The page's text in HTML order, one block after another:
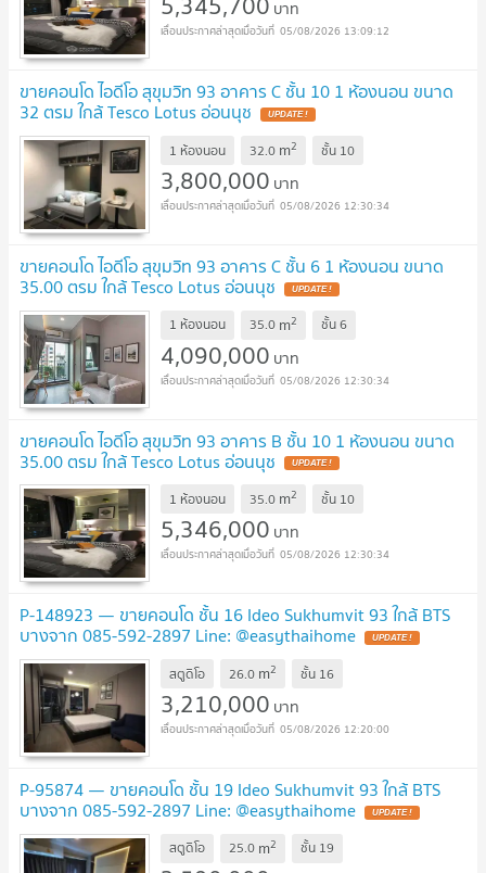
บาท
05/08/2026 13:09:12
ขายคอนโด ไอดีโอ สุขุมวิท 93 อาคาร C ชั้น 10 1 ห้องนอน ขนาด
32 ตรม ใกล้ Tesco Lotus อ่อนนุช
1 ห้องนอน 32.0 m2 ชั้น 10
3,800,000 บาท
05/08/2026 12:30:34
ขายคอนโด ไอดีโอ สุขุมวิท 93 อาคาร C ชั้น 6 1 ห้องนอน ขนาด
35.00 ตรม ใกล้ Tesco Lotus อ่อนนุช
1 ห้องนอน 35.0 m2 ชั้น6
4,090,000 บาท
05/08/2026 12:30:34
ขายคอนโด ไอดีโอ สุขุมวิท 93 อาคาร B ชั้น 10 1 ห้องนอน ขนาด
35.00 ตรม ใกล้ Tesco Lotus อ่อนนุช
1 ห้องนอน 35.0 m2 ชั้น 10
5,346,000 บาท
05/08/2026 12:30:34
P-148923 — ขายคอนโด ชั้น 16 Ideo Sukhumvit 93 ใกล้ BTS
บางจาก 085-592-2897 Line: @easythaihome
สตูดิโอ 26.0 m2 ชั้น 16
3,210,000 บาท
05/08/2026 12:20:00
P-95874 — ขายคอนโด ชั้น 19 Ideo Sukhumvit 93 ใกล้ BTS
บางจาก 085-592-2897 Line: @easythaihome
สตูดิโอ 25.0 m2 ชั้น 19